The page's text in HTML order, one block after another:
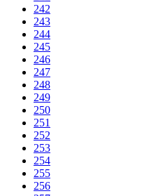
242
243
244
245
246
247
248
249
250
251
252
253
254
255
256